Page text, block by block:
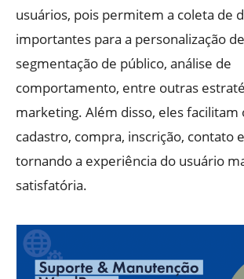
usuários, pois permitem a coleta de
importantes para a personalização
segmentação de público, análise de
comportamento, entre outras
marketing. Além disso, eles facilitam
cadastro, compra, inscrição, contato
tornando a experiência do usuário
satisfatória.